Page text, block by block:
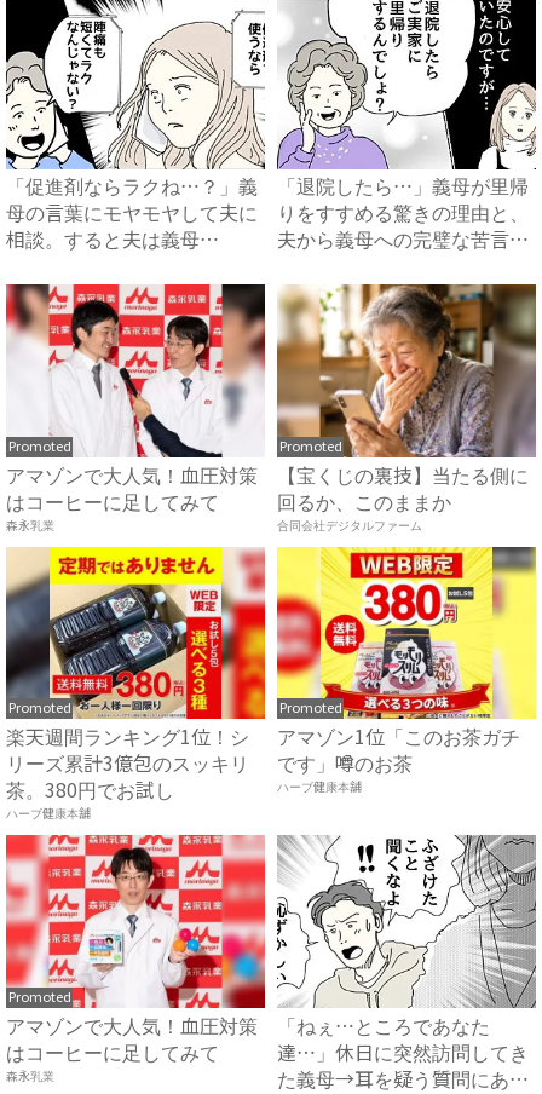
「促進剤ならラクね…？」義
母の言葉にモヤモヤして夫に
相談。すると夫は義母
「退院したら…」義母が里帰
りをすすめる驚きの理由と、
夫から義母への完璧な苦言
Promoted
アマゾンで大人気！血圧対策
はコーヒーに足してみて
森永乳業
Promoted
【宝くじの裏技】当たる側に
回るか、このままか
合同会社デジタルファーム
Promoted
楽天週間ランキング1位！シ
リーズ累計3億包のスッキリ
茶。380円でお試し
ハーブ健康本舗
Promoted
アマゾン1位「このお茶ガチ
です」噂のお茶
ハーブ健康本舗
Promoted
アマゾンで大人気！血圧対策
はコーヒーに足してみて
森永乳業
「ねぇ…ところであなた
達…」休日に突然訪問してき
た義母→耳を疑う質問にあ